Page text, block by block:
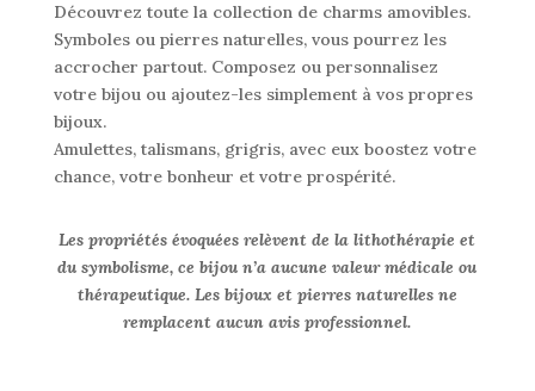
Découvrez toute la collection de charms amovibles.
Symboles ou pierres naturelles, vous pourrez les
accrocher partout. Composez ou personnalisez
votre bijou ou ajoutez-les simplement à vos propres
bijoux.
Amulettes, talismans, grigris, avec eux boostez votre
chance, votre bonheur et votre prospérité.
Les propriétés évoquées relèvent de la lithothérapie et
du symbolisme, ce bijou n’a aucune valeur médicale ou
thérapeutique. Les bijoux et pierres naturelles ne
remplacent aucun avis professionnel.